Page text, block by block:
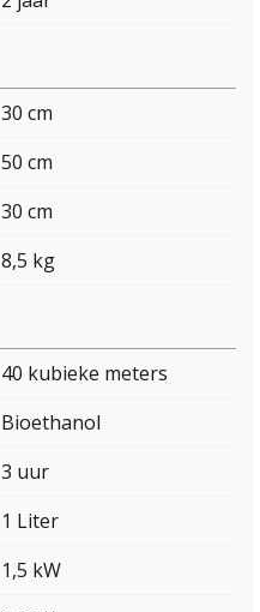
30 cm
50 cm
30 cm
8,5 kg
40 kubieke meters
Bioethanol
3 uur
1 Liter
1,5 kW